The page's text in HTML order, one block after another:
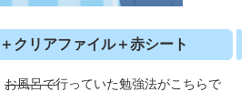
クリアファイル＋赤シート
お風呂で行っていた勉強法がこちらで